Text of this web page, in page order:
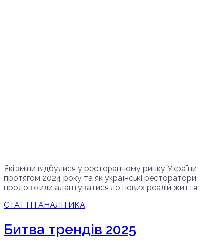
Які зміни відбулися у ресторанному ринку України
протягом 2024 року та як українські ресторатори
продовжили адаптуватися до нових реалій життя.
СТАТТІ І АНАЛІТИКА
Битва трендів 2025